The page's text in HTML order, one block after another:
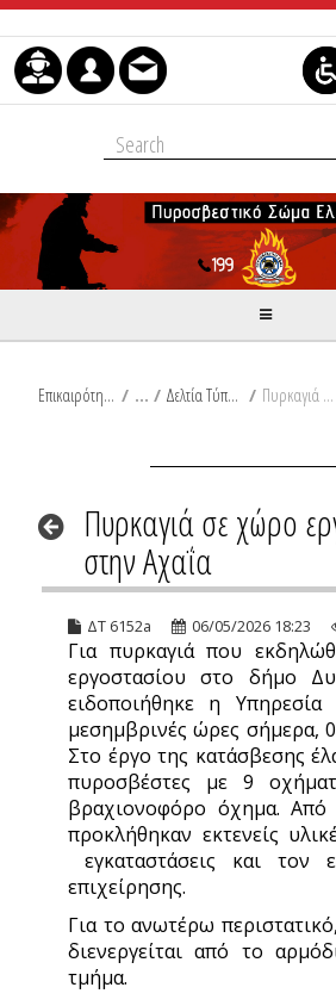
Μετάβαση στο περιεχόμενο
Επικαιρότητα / Δελτία Τύπου / Πυρκαγιά σε χώρο εργοστασίου στην Αχαΐα
Πυρκαγιά σε χώρο
στην Αχαΐα
ΔΤ 6152a 06/05/2026 18:23
Για πυρκαγιά που
εργοστασίου στο δήμο
ειδοποιήθηκε η Υπηρεσία
μεσημβρινές ώρες σήμερα,
Στο έργο της κατάσβεσης
πυροσβέστες με 9
βραχιονοφόρο όχημα. Από
προκλήθηκαν εκτενείς
εγκαταστάσεις και τον
επιχείρησης.
Για το ανωτέρω
διενεργείται από το
τμήμα.